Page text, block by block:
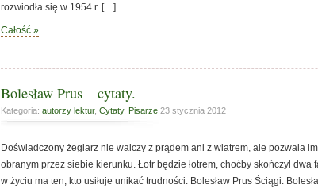
rozwiodła się w 1954 r. […]
Całość »
Bolesław Prus – cytaty.
Kategoria: autorzy lektur, Cytaty, Pisarze 23 stycznia 2012
Doświadczony żeglarz nie walczy z prądem ani z wiatrem, ale pozwala
obranym przez siebie kierunku. Łotr będzie łotrem, choćby skończył dwa
w życiu ma ten, kto usiłuje unikać trudności. Bolesław Prus Ściągi: